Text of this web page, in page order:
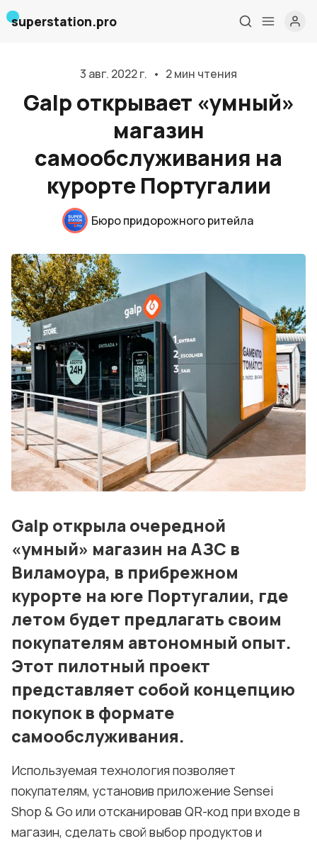
Главная
О нас
Дизайн и проектирование
Консалтинг и обучение
Блог
События
Контакты
Лучшие АЗС мира
Мнения
Видео
Условия использования материалов
Политика конфиденциальности и cookie
superstation.pro
3 авг. 2022 г. • 2 мин чтения
Galp открывает «умный»
магазин
самообслуживания на
курорте Португалии
Бюро придорожного ритейла
Galp открыла очередной
«умный» магазин на АЗС в
Виламоура, в прибрежном
курорте на юге Португалии, где
летом будет предлагать своим
покупателям автономный опыт.
Этот пилотный проект
представляет собой концепцию
покупок в формате
самообслуживания.
Используемая технология позволяет
покупателям, установив приложение Sensei
Shop & Go или отсканировав QR-код при входе в
магазин, сделать свой выбор продуктов и